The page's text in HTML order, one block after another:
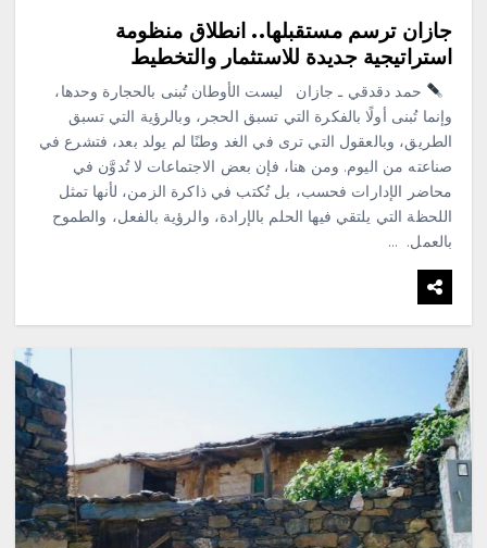
جازان ترسم مستقبلها.. انطلاق منظومة
استراتيجية جديدة للاستثمار والتخطيط
حمد دقدقي ـ جازان ليست الأوطان تُبنى بالحجارة وحدها،
وإنما تُبنى أولًا بالفكرة التي تسبق الحجر، وبالرؤية التي تسبق
الطريق، وبالعقول التي ترى في الغد وطنًا لم يولد بعد، فتشرع في
صناعته من اليوم. ومن هنا، فإن بعض الاجتماعات لا تُدوَّن في
محاضر الإدارات فحسب، بل تُكتب في ذاكرة الزمن، لأنها تمثل
اللحظة التي يلتقي فيها الحلم بالإرادة، والرؤية بالفعل، والطموح
بالعمل. …